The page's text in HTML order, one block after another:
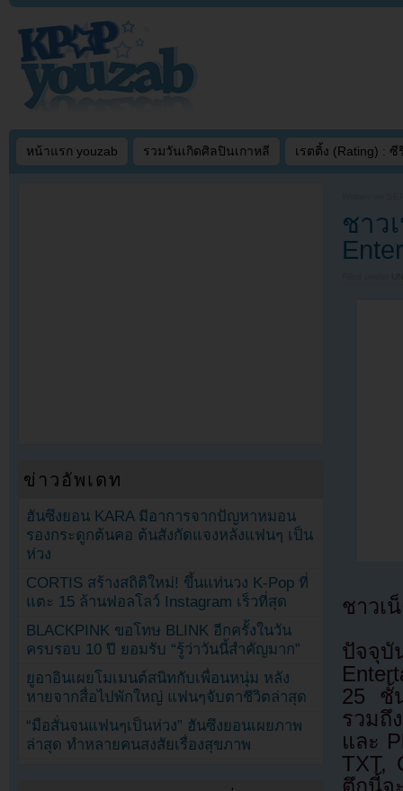
หน้าแรก youzab รวมวันเกิดศิลปินเกาหลี เรตติ้ง (Rating) : ซี
ชาว
ชาวเ
ปัจจุบั
25 ชั้
รวมถึ
และ
TXT,
ข่าวอัพเดท
ฮันซึงยอน KARA มีอาการจากปัญหาหมอน
รองกระดูกต้นคอ ต้นสังกัดแจงหลังแฟนๆ เป็น
ห่วง
CORTIS สร้างสถิติใหม่! ขึ้นแท่นวง K-Pop ที่
แตะ 15 ล้านฟอลโลว์ Instagram เร็วที่สุด
BLACKPINK ขอโทษ BLINK อีกครั้งในวัน
ครบรอบ 10 ปี ยอมรับ “รู้ว่าวันนี้สำคัญมาก”
ยูอาอินเผยโมเมนต์สนิทกับเพื่อนหนุ่ม หลัง
หายจากสื่อไปพักใหญ่ แฟนๆจับตาชีวิตล่าสุด
“มือสั่นจนแฟนๆเป็นห่วง” ฮันซึงยอนเผยภาพ
ล่าสุด ทำหลายคนสงสัยเรื่องสุขภาพ